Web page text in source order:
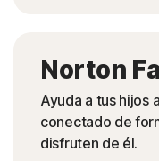
Norton
Ayuda a tus hijos
conectado de
disfruten de él.